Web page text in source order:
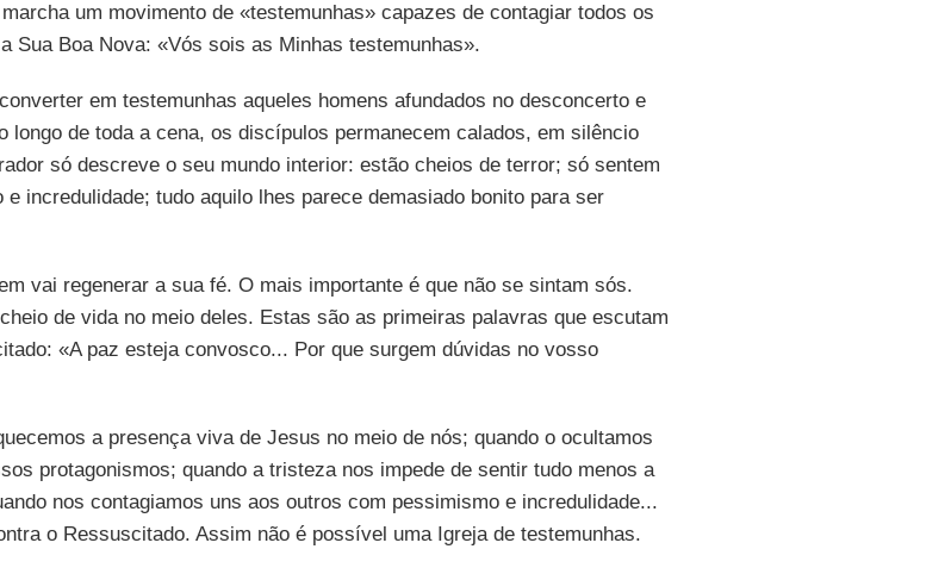
um movimento de «testemunhas» capazes de contagiar todos os
Sua Boa Nova: «Vós sois as Minhas testemunhas».
em testemunhas aqueles homens afundados no desconcerto e
longo de toda a cena, os discípulos permanecem calados, em silêncio
só descreve o seu mundo interior: estão cheios de terror; só sentem
e incredulidade; tudo aquilo lhes parece demasiado bonito para ser
vai regenerar a sua fé. O mais importante é que não se sintam sós.
de vida no meio deles. Estas são as primeiras palavras que escutam
«A paz esteja convosco... Por que surgem dúvidas no vosso
a presença viva de Jesus no meio de nós; quando o ocultamos
protagonismos; quando a tristeza nos impede de sentir tudo menos a
nos contagiamos uns aos outros com pessimismo e incredulidade...
o Ressuscitado. Assim não é possível uma Igreja de testemunhas.